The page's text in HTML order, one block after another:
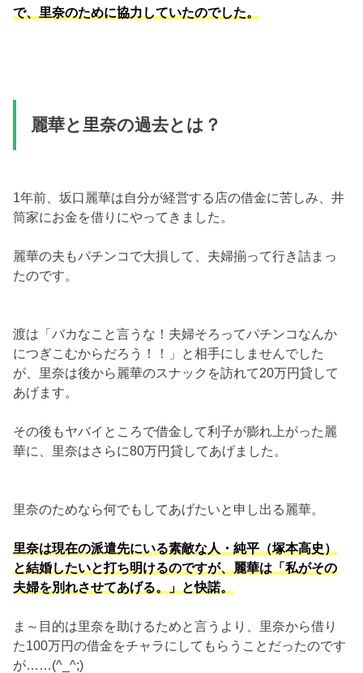
で、里奈のために協力していたのでした。
麗華と里奈の過去とは？
1年前、坂口麗華は自分が経営する店の借金に苦しみ、井
筒家にお金を借りにやってきました。
麗華の夫もパチンコで大損して、夫婦揃って行き詰まっ
たのです。
渡は「バカなこと言うな！夫婦そろってパチンコなんか
につぎこむからだろう！！」と相手にしませんでした
が、里奈は後から麗華のスナックを訪れて20万円貸して
あげます。
その後もヤバイところで借金して利子が膨れ上がった麗
華に、里奈はさらに80万円貸してあげました。
里奈のためなら何でもしてあげたいと申し出る麗華。
里奈は現在の派遣先にいる素敵な人・純平（塚本高史）
と結婚したいと打ち明けるのですが、麗華は「私がその
夫婦を別れさせてあげる。」と快諾。
ま～目的は里奈を助けるためと言うより、里奈から借り
た100万円の借金をチャラにしてもらうことだったのです
が……(^_^;)